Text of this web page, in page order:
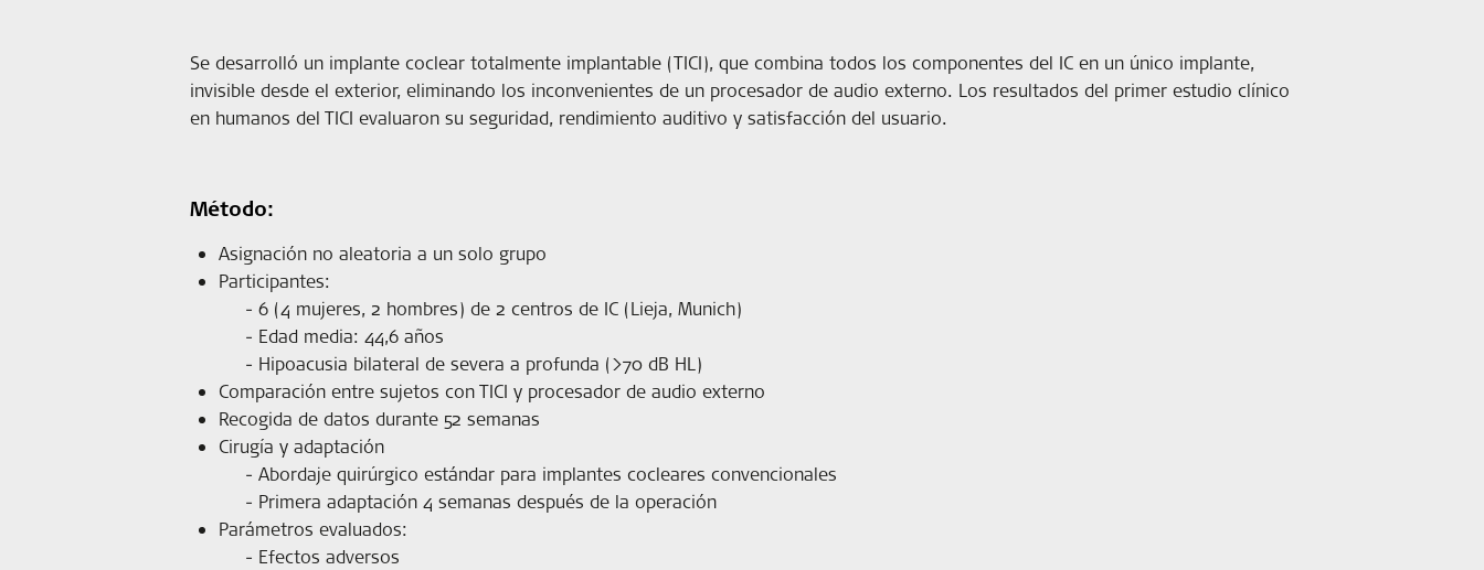
Se desarrolló un implante coclear totalmente implantable (TICI), que combina todos los componentes del IC en un único implante,
invisible desde el exterior, eliminando los inconvenientes de un procesador de audio externo. Los resultados del primer estudio clínico
en humanos del TICI evaluaron su seguridad, rendimiento auditivo y satisfacción del usuario.
Método:
Asignación no aleatoria a un solo grupo
Participantes:
6 (4 mujeres, 2 hombres) de 2 centros de IC (Lieja, Munich)
Edad media: 44,6 años
Hipoacusia bilateral de severa a profunda (>70 dB HL)
Comparación entre sujetos con TICI y procesador de audio externo
Recogida de datos durante 52 semanas
Cirugía y adaptación
Abordaje quirúrgico estándar para implantes cocleares convencionales
Primera adaptación 4 semanas después de la operación
Parámetros evaluados:
Efectos adversos